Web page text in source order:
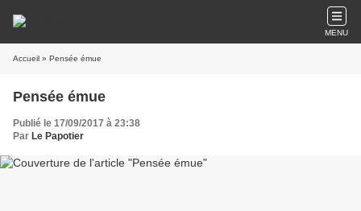
MENU
Accueil » Pensée émue
Pensée émue
Publié le 17/09/2017 à 23:38
Par Le Papotier